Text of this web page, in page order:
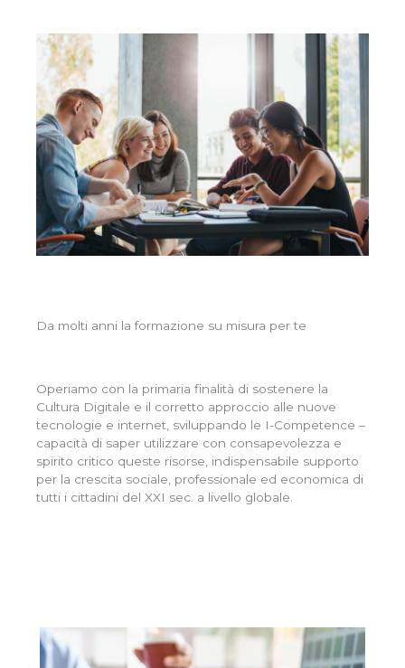
Da molti anni la formazione su misura per te
Operiamo con la primaria finalità di sostenere la
Cultura Digitale e il corretto approccio alle nuove
tecnologie e internet, sviluppando le I-Competence –
capacità di saper utilizzare con consapevolezza e
spirito critico queste risorse, indispensabile supporto
per la crescita sociale, professionale ed economica di
tutti i cittadini del XXI sec. a livello globale.